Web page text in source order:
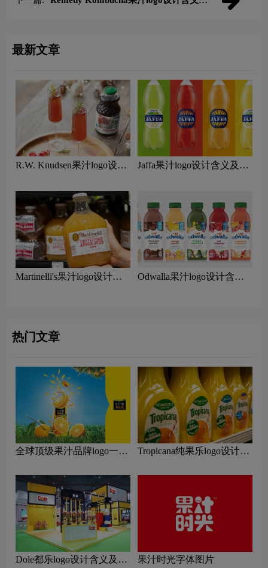
最新文章
R.W. Knudsen果汁logo设计
Jaffa果汁logo设计含义及果
Martinelli's果汁logo设计含
Odwalla果汁logo设计含义
热门文章
全球顶级果汁品牌logo一
Tropicana纯果乐logo设计含
Dole都乐logo设计含义及果
果汁时光字体图片